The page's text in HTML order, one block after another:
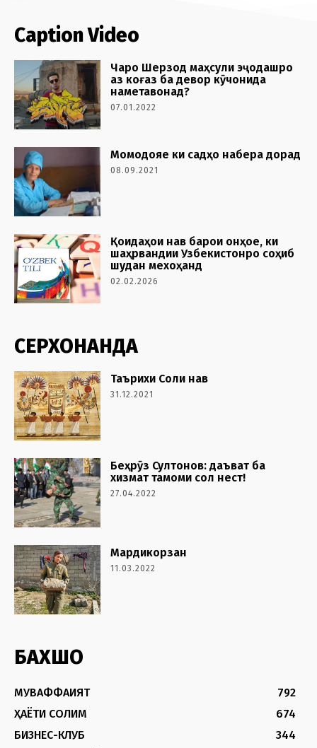
Caption Video
Чаро Шерзод маҳсули эҷодашро
аз коғаз ба девор кӯчонида
наметавонад?
07.01.2022
Момодояе ки садҳо набера дорад
08.09.2021
Қоидаҳои нав барои онҳое, ки
шаҳрвандии Узбекистонро соҳиб
шудан мехоҳанд
02.02.2026
СЕРХОНАНДА
Таърихи Соли нав
31.12.2021
Беҳрӯз Султонов: даъват ба
хизмат тамоми сол нест!
27.04.2022
Мардикорзан
11.03.2022
БАХШҲО
МУВАФФАҚИЯТ
792
ҲАЁТИ СОЛИМ
674
БИЗНЕС-КЛУБ
344